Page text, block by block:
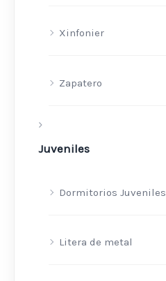
Xinfonier
Zapatero
Juveniles
Dormitorios Juveniles
Litera de metal